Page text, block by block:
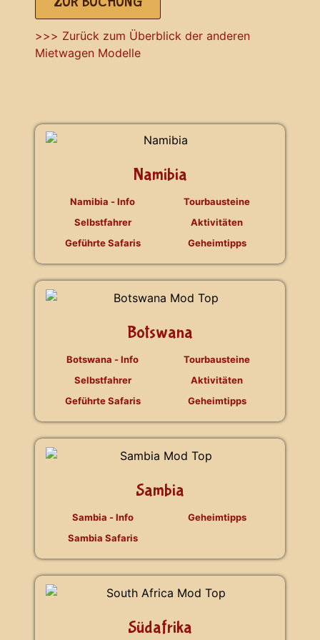
>>> Zurück zum Überblick der anderen
Mietwagen Modelle
Namibia
Namibia - Info
Selbstfahrer
Geführte Safaris
Tourbausteine
Aktivitäten
Geheimtipps
Botswana
Botswana - Info
Selbstfahrer
Geführte Safaris
Tourbausteine
Aktivitäten
Geheimtipps
Sambia
Sambia - Info
Sambia Safaris
Geheimtipps
Südafrika